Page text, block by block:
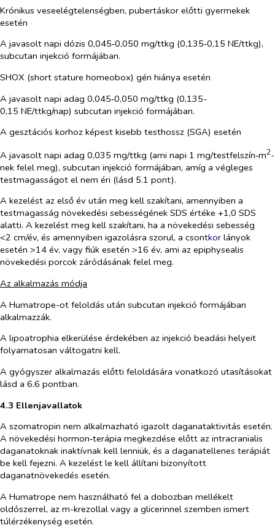
Krónikus veseelégtelenségben, pubertáskor előtti gyermekek
esetén
A javasolt napi dózis 0,045‑0,050 mg/ttkg (0,135‑0,15 NE/ttkg),
subcutan injekció formájában.
SHOX (short stature homeobox) gén hiánya esetén
A javasolt napi adag 0,045‑0,050 mg/ttkg (0,135-
0,15 NE/ttkg/nap) subcutan injekció formájában.
A gesztációs korhoz képest kisebb testhossz (SGA) esetén
A javasolt napi adag 0,035 mg/ttkg (ami napi 1 mg/testfelszín‑m2-
nek felel meg), subcutan injekció formájában, amíg a végleges
testmagasságot el nem éri (lásd 5.1 pont).
A kezelést az első év után meg kell szakítani, amennyiben a
testmagasság növekedési sebességének SDS értéke +1,0 SDS
alatti. A kezelést meg kell szakítani, ha a növekedési sebesség
<2 cm/év, és amennyiben igazolásra szorul, a csontkor lányok
esetén >14 év, vagy fiúk esetén >16 év, ami az epiphysealis
növekedési porcok záródásának felel meg.
Az alkalmazás módja
A Humatrope-ot feloldás után subcutan injekció formájában
alkalmazzák.
A lipoatrophia elkerülése érdekében az injekció beadási helyeit
folyamatosan váltogatni kell.
A gyógyszer alkalmazás előtti feloldására vonatkozó utasításokat
lásd a 6.6 pontban.
4.3 Ellenjavallatok
A szomatropin nem alkalmazható igazolt daganataktivitás esetén.
A növekedési hormon‑terápia megkezdése előtt az intracranialis
daganatoknak inaktívnak kell lenniük, és a daganatellenes terápiát
be kell fejezni. A kezelést le kell állítani bizonyított
daganatnövekedés esetén.
A Humatrope nem használható fel a dobozban mellékelt
oldószerrel, az m-krezollal vagy a glicerinnel szemben ismert
túlérzékenység esetén.